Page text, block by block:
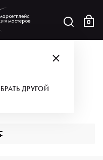
0
ДРУГОЙ